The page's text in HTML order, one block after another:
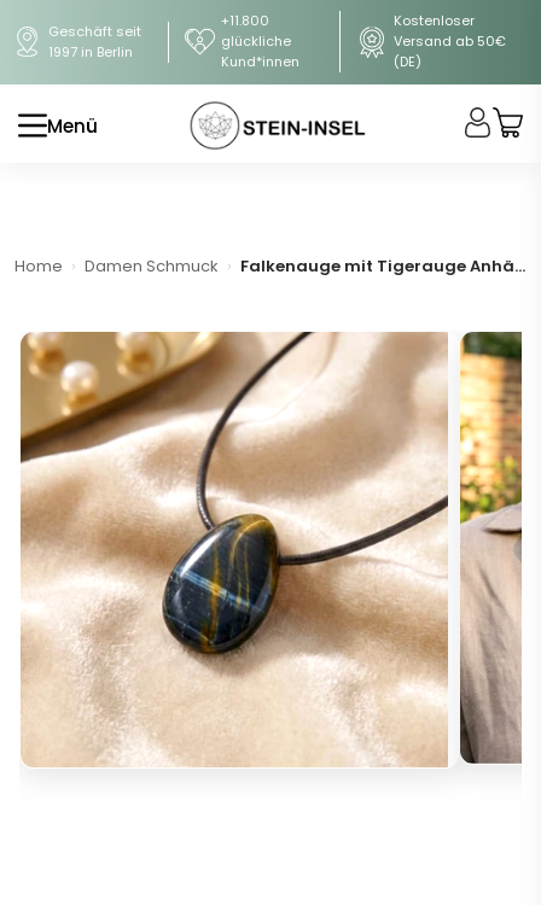
Geschäft seit
1997 in Berlin
+11.800
glückliche
Kund*innen
Kostenloser
Versand ab 50€
(DE)
Menü
Home Damen Schmuck Falkenauge mit Tigerauge Anhänger - mit Lederband (A-Qualität)